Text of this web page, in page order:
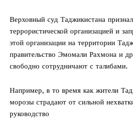
Верховный суд Таджикистана
террористической организацией и
этой организации на территории
правительство Эмомали Рахмона и
свободно сотрудничают с талибами.
Например, в то время как жители
морозы страдают от сильной
руководство